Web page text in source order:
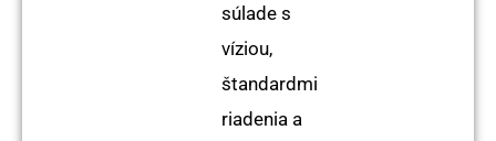
súlade s
víziou,
štandardmi
riadenia a